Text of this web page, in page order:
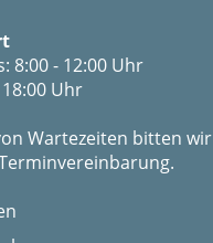
8:00 - 12:00 Uhr
Uhr
Wartezeiten bitten wir